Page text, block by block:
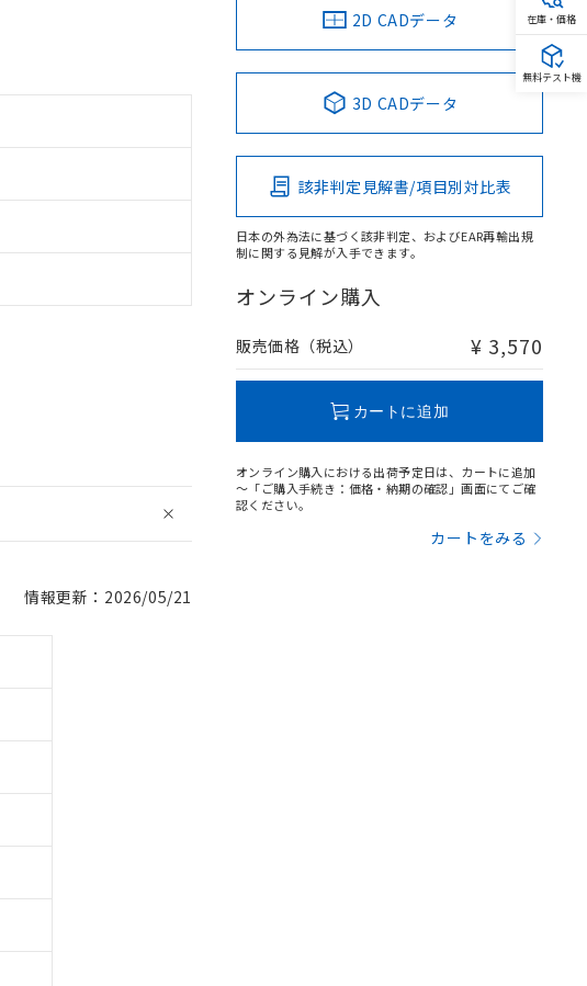
情報更新：2026/05/21
2D CADデータ
3D CADデータ
該非判定見解書/項目別対比表
日本の外為法に基づく該非判定、およびEAR再輸出規
制に関する見解が入手できます。
オンライン購入
販売価格（税込） ¥ 3,570
カートに追加
オンライン購入における出荷予定日は、カートに追加
～「ご購入手続き：価格・納期の確認」画面にてご確
認ください。
カートをみる
在庫・価格
無料テスト機